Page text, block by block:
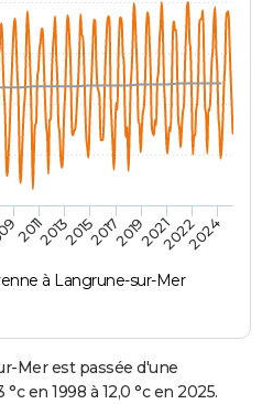
à Langrune-sur-Mer
20112013201520172019202120222024
Mer est passée d'une
en 1998 à 12,0 °c en 2025.